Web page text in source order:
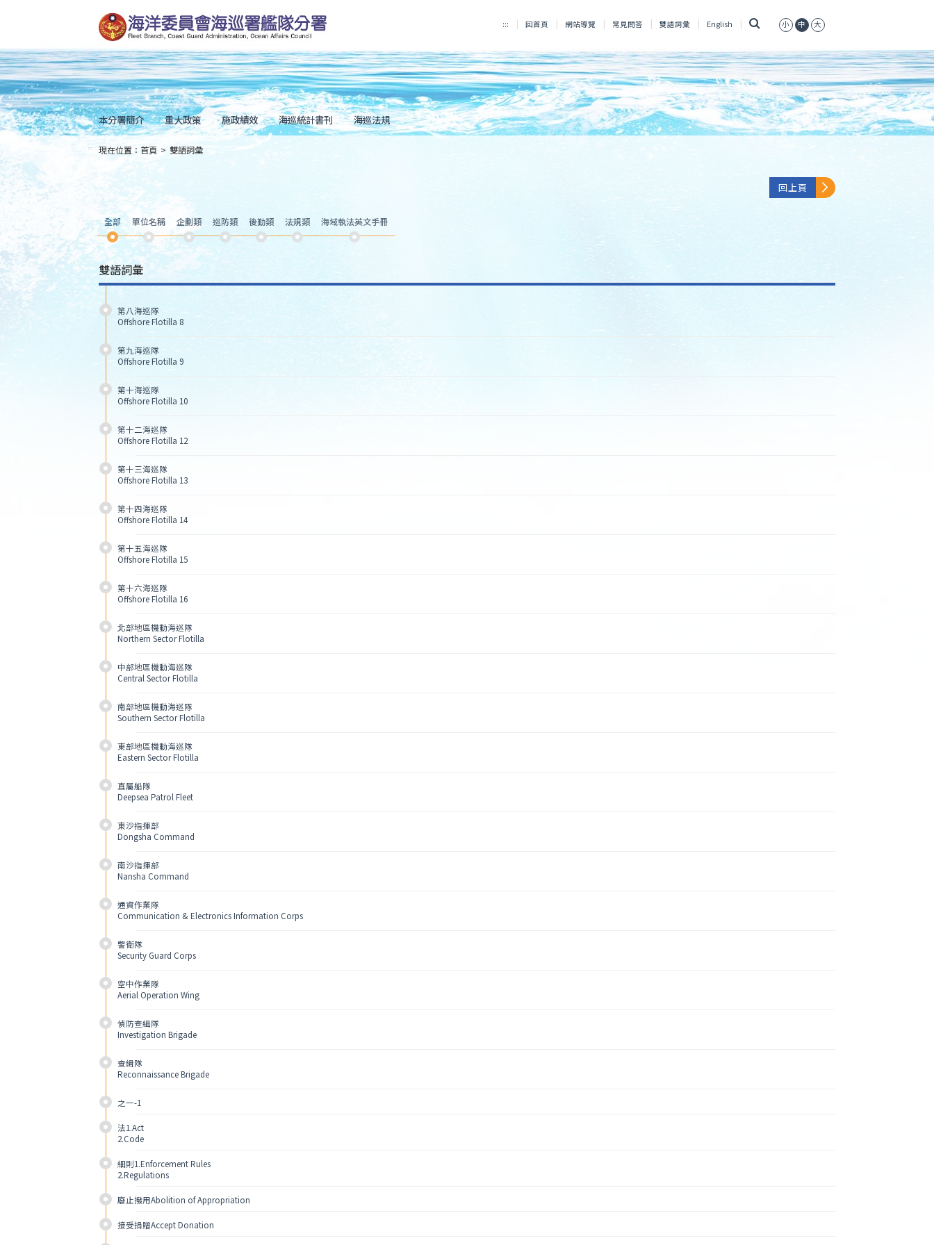
到
主
要
內
容
Skip
to
main
content
::: 回首頁 網站導覽 常見問答 雙語詞彙 English 小 中 大
本分署簡介 重大政策 施政績效 海巡統計書刊 海巡法規
::: 現在位置： 首頁 > 雙語詞彙
回上頁
全部 單位名稱 企劃類 巡防類 後勤類 法規類 海域執法英文手冊
雙語詞彙
第八海巡隊
Offshore Flotilla 8
第九海巡隊
Offshore Flotilla 9
第十海巡隊
Offshore Flotilla 10
第十二海巡隊
Offshore Flotilla 12
第十三海巡隊
Offshore Flotilla 13
第十四海巡隊
Offshore Flotilla 14
第十五海巡隊
Offshore Flotilla 15
第十六海巡隊
Offshore Flotilla 16
北部地區機動海巡隊
Northern Sector Flotilla
中部地區機動海巡隊
Central Sector Flotilla
南部地區機動海巡隊
Southern Sector Flotilla
東部地區機動海巡隊
Eastern Sector Flotilla
直屬船隊
Deepsea Patrol Fleet
東沙指揮部
Dongsha Command
南沙指揮部
Nansha Command
通資作業隊
Communication & Electronics Information Corps
警衛隊
Security Guard Corps
空中作業隊
Aerial Operation Wing
偵防查緝隊
Investigation Brigade
查緝隊
Reconnaissance Brigade
之一-1
法1.Act
2.Code
細則1.Enforcement Rules
2.Regulations
廢止撥用Abolition of Appropriation
接受捐贈Accept Donation